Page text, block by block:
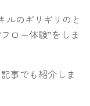
ルのギリギリのと
ロー体験”をしま
事でも紹介しま